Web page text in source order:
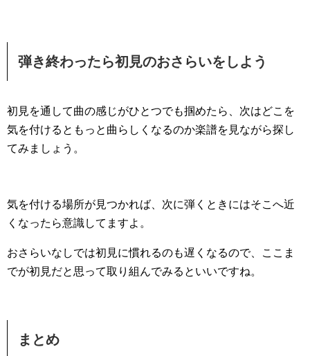
弾き終わったら初見のおさらいをしよう
初見を通して曲の感じがひとつでも掴めたら、次はどこを
気を付けるともっと曲らしくなるのか楽譜を見ながら探し
てみましょう。
気を付ける場所が見つかれば、次に弾くときにはそこへ近
くなったら意識してますよ。
おさらいなしでは初見に慣れるのも遅くなるので、ここま
でが初見だと思って取り組んでみるといいですね。
まとめ